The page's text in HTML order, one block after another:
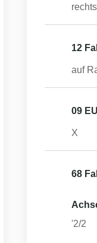
12
auf
09
X
68
'2/2